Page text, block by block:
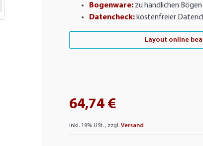
Bogenware:zu handlichen
Datencheck:kostenfreier
Layout online
64,74 €
inkl. 19% USt. , zzgl. Versand